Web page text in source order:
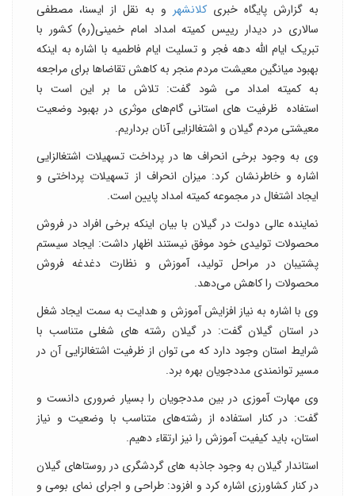
به گزارش پایگاه خبری کلانشهر و به نقل از ایسنا، مصطفی
سالاری در دیدار رییس کمیته امداد امام خمینی(ره) کشور با
تبریک ایام الله دهه فجر و تسلیت ایام فاطمیه با اشاره به اینکه
بهبود میانگین معیشت مردم منجر به کاهش تقاضاها برای مراجعه
به کمیته امداد می شود گفت: تلاش ما بر این است با
استفاده ظرفیت های استانی گام‌های موثری در بهبود وضعیت
معیشتی مردم گیلان و اشتغالزایی آنان برداریم.
وی به وجود برخی انحراف ها در پرداخت تسهیلات اشتغالزایی
اشاره و خاطرنشان کرد: میزان انحراف از تسهیلات پرداختی و
ایجاد اشتغال در مجموعه کمیته امداد پایین است.
نماینده عالی دولت در گیلان با بیان اینکه برخی افراد در فروش
محصولات تولیدی خود موفق نیستند اظهار داشت: ایجاد سیستم
پشتیبان در مراحل تولید، آموزش و نظارت دغدغه فروش
محصولات را کاهش می‌دهد.
وی با اشاره به نیاز افزایش آموزش و هدایت به سمت ایجاد شغل
در استان گیلان گفت: در گیلان رشته های شغلی متناسب با
شرایط استان وجود دارد که می توان از ظرفیت اشتغالزایی آن در
مسیر توانمندی مددجویان بهره برد.
وی مهارت آموزی در بین مددجویان را بسیار ضروری دانست و
گفت: در کنار استفاده از رشته‌های متناسب با وضعیت و نیاز
استان، باید کیفیت آموزش را نیز ارتقاء دهیم.
استاندار گیلان به وجود جاذبه های گردشگری در روستاهای گیلان
در کنار کشاورزی اشاره کرد و افزود: طراحی و اجرای نمای بومی و